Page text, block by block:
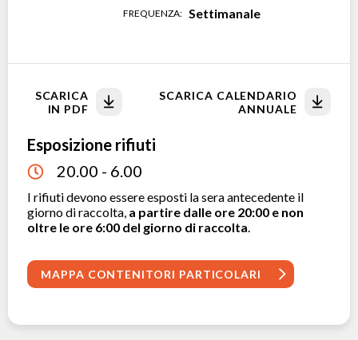
FREQUENZA: Settimanale
SCARICA
IN PDF
SCARICA CALENDARIO
ANNUALE
Esposizione rifiuti
20.00 - 6.00
I rifiuti devono essere esposti la sera antecedente il
giorno di raccolta, a partire dalle ore 20:00 e non
oltre le ore 6:00 del giorno di raccolta.
MAPPA CONTENITORI PARTICOLARI